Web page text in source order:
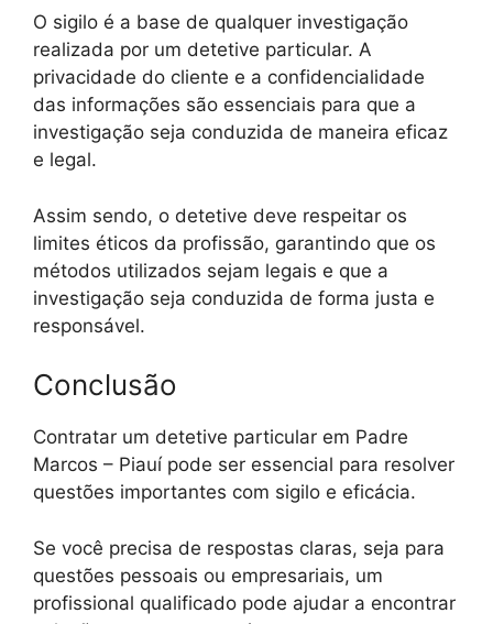
O sigilo é a base de qualquer investigação
realizada por um detetive particular. A
privacidade do cliente e a confidencialidade
das informações são essenciais para que a
investigação seja conduzida de maneira eficaz
e legal.
Assim sendo, o detetive deve respeitar os
limites éticos da profissão, garantindo que os
métodos utilizados sejam legais e que a
investigação seja conduzida de forma justa e
responsável.
Conclusão
Contratar um detetive particular em Padre
Marcos – Piauí pode ser essencial para resolver
questões importantes com sigilo e eficácia.
Se você precisa de respostas claras, seja para
questões pessoais ou empresariais, um
profissional qualificado pode ajudar a encontrar